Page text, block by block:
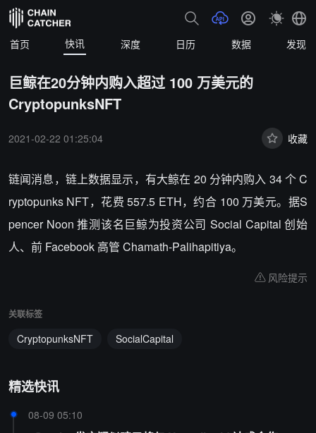
首页 快讯 深度 日历 数据 发现
巨鲸在20分钟内购入超过 100 万美元的
CryptopunksNFT
2021-02-22 01:25:04 收藏
链闻消息，链上数据显示，有大鲸在 20 分钟内购入 34 个 C
ryptopunks NFT，花费 557.5 ETH，约合 100 万美元。据S
pencer Noon 推测该名巨鲸为投资公司 Social Capital 创始
人、前 Facebook 高管 Chamath-Palihapitiya。
风险提示
关联标签
CryptopunksNFT SocialCapital
精选快讯
08-09 05:10